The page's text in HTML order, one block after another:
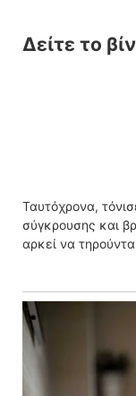
Δείτε το
Ταυτόχρονα,
σύγκρουσης και
αρκεί να